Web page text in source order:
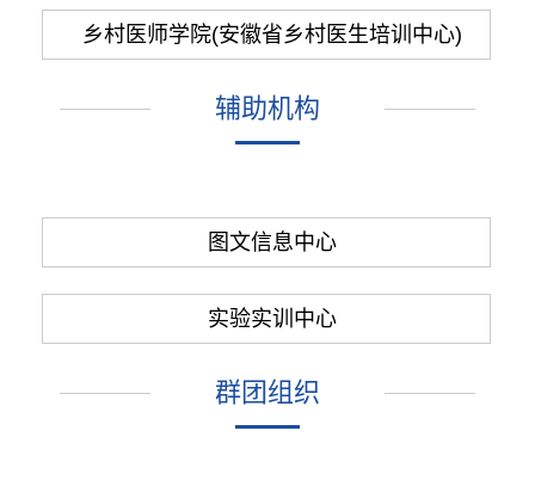
乡村医师学院(安徽省乡村医生培训中心)
辅助机构
图文信息中心
实验实训中心
群团组织